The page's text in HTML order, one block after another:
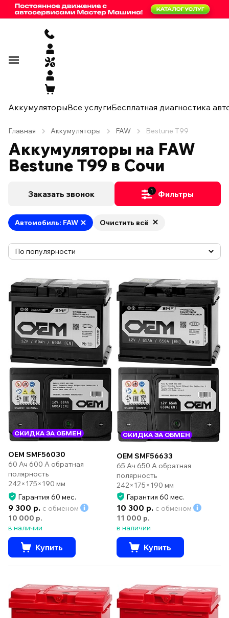
АккумуляторыВсе услугиБесплатная диагностика
Главная Аккумуляторы FAW Bestune T99
Аккумуляторы на FAW
Bestune T99 в Сочи
Заказать звонок 1 Фильтры
Автомобиль: FAW Очистить всё
СКИДКА ЗА ОБМЕН
OEM SMF56030
60 Ач 600 А обратная
полярность
242×175×190 мм
Гарантия 60 мес.
9 300 р. с обменом
10 000 р.
в наличии
Купить
СКИДКА ЗА ОБМЕН
OEM SMF56633
65 Ач 650 А обратная
полярность
242×175×190 мм
Гарантия 60 мес.
10 300 р. с обменом
11 000 р.
в наличии
Купить